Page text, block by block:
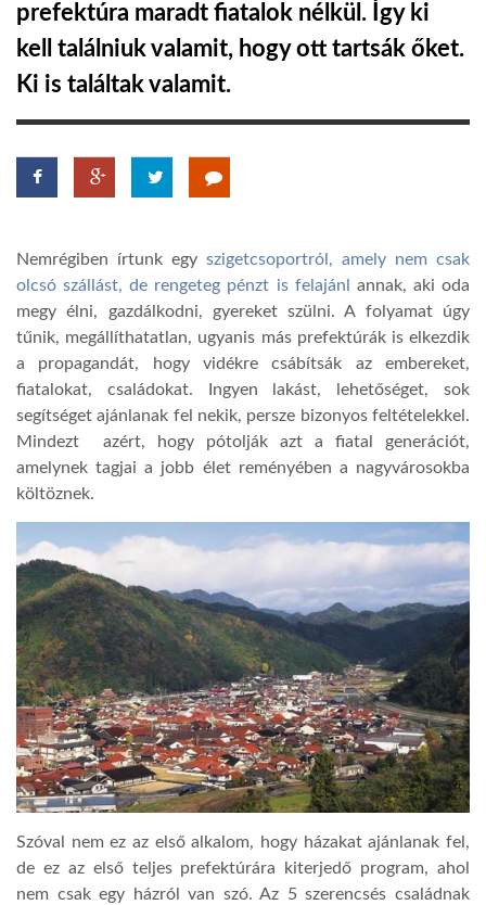
HÍR3D
GLOBOTV
AFRIKA TUDÁSTÁR
A NAP SZÉPE
LINKTR.EE
GLOBOZSARU
DOBRAVERO.HU
LATIMO.HU
GLOBOBOOK
prefektúra maradt fiatalok nélkül. Így ki
kell találniuk valamit, hogy ott tartsák őket.
Ki is találtak valamit.
Nemrégiben írtunk egy szigetcsoportról, amely nem csak
olcsó szállást, de rengeteg pénzt is felajánl
annak, aki oda
megy élni, gazdálkodni, gyereket szülni. A folyamat úgy
tűnik, megállíthatatlan, ugyanis más prefektúrák iselkezdik
a propagandát, hogy vidékre csábítsák az embereket,
fiatalokat, családokat.
Ingyen lakást, lehetőséget, sok
segítséget ajánlanak fel nekik, persze bizonyos feltételekkel .
Mindezt azért, hogy pótolják azt a fiatal generációt,
amelynek tagjai a jobb élet reményében a nagyvárosokba
költöznek.
Szóval nem ez az első alkalom, hogy házakat ajánlanak fel,
de ez az első teljes prefektúrára kiterjedő program, ahol
nem csak egy házról van szó. Az 5 szerencsés családnak